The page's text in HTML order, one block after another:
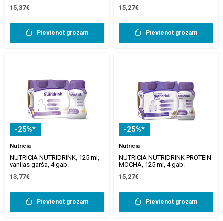
15,37€
Pievienot grozam
15,27€
Pievienot grozam
-25%*
Nutricia
NUTRICIA NUTRIDRINK, 125 ml,
vaniļas garša, 4 gab.
13,77€
Pievienot grozam
-25%*
Nutricia
NUTRICIA NUTRIDRINK PROTEIN
MOCHA, 125 ml, 4 gab.
15,27€
Pievienot grozam